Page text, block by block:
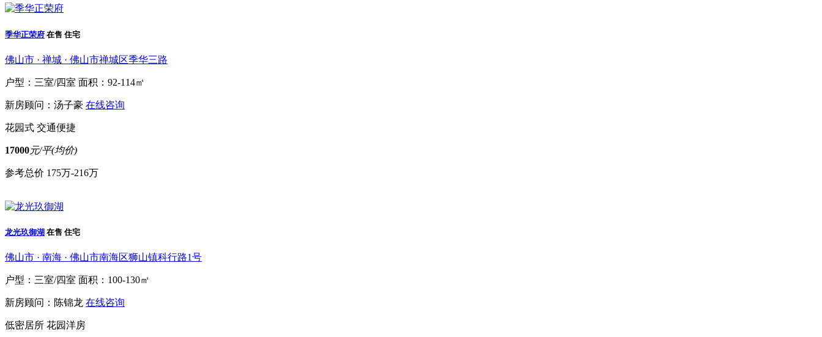
季华正荣府 在售 住宅
佛山市 · 禅城 · 佛山市禅城区季华三路
户型：三室/四室 面积：92-114㎡
新房顾问：汤子豪 在线咨询
花园式 交通便捷
17000元/平(均价)
参考总价 175万-216万
龙光玖御湖 在售 住宅
佛山市 · 南海 · 佛山市南海区狮山镇科行路1号
户型：三室/四室 面积：100-130㎡
新房顾问：陈锦龙 在线咨询
低密居所 花园洋房